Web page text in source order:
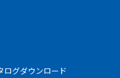
ログダウンロード